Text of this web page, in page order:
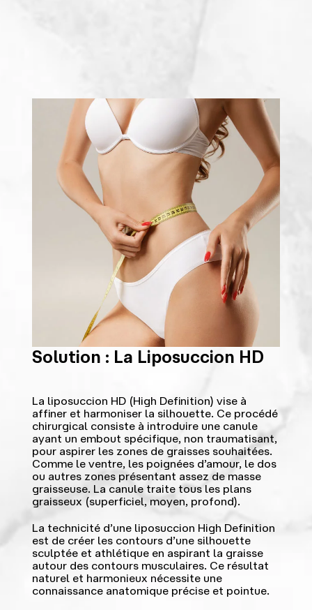
Solution : La Liposuccion HD
La liposuccion HD (High Definition) vise à
affiner et harmoniser la silhouette. Ce procédé
chirurgical consiste à introduire une canule
ayant un embout spécifique, non traumatisant,
pour aspirer les zones de graisses souhaitées.
Comme le ventre, les poignées d’amour, le dos
ou autres zones présentant assez de masse
graisseuse. La canule traite tous les plans
graisseux (superficiel, moyen, profond).
La technicité d’une liposuccion High Definition
est de créer les contours d’une silhouette
sculptée et athlétique en aspirant la graisse
autour des contours musculaires. Ce résultat
naturel et harmonieux nécessite une
connaissance anatomique précise et pointue.